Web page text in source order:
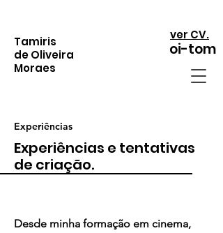
oi-tom
Tamiris
de Oliveira
Moraes
ver CV.
Experiências
Experiências e tentativas
de criação.
Desde minha formação em cinema,